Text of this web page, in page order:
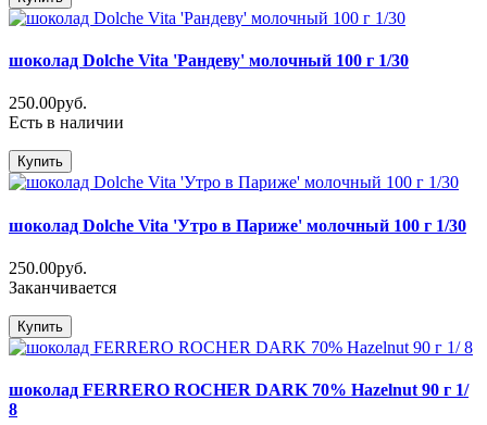
шоколад Dolche Vita 'Рандеву' молочный 100 г 1/30
250.00руб.
Есть в наличии
Купить
шоколад Dolche Vita 'Утро в Париже' молочный 100 г 1/30
250.00руб.
Заканчивается
Купить
шоколад FERRERO ROCHER DARK 70% Hazelnut 90 г 1/
8